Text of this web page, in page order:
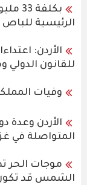
الرئيسية
الأردن:
للقانون الدولي
وفيات
الأردن وعدة
المتواصلة في
موجات الحر
الشمس قد